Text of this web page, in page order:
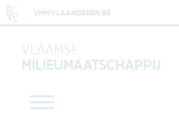
VMM.VLAANDEREN.BE
VLAAMSE
MILIEUMAATSCHAPPIJ